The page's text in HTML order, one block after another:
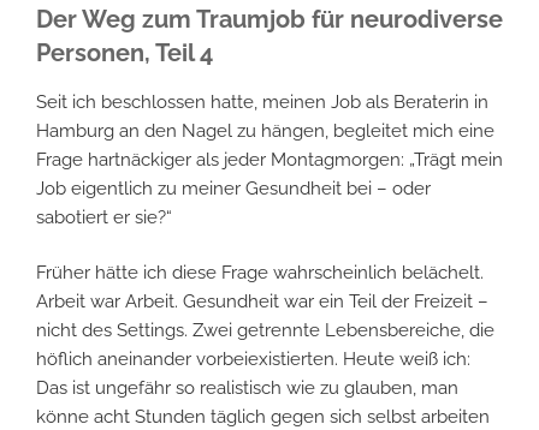
Der Weg zum Traumjob für neurodiverse
Personen, Teil 4
Seit ich beschlossen hatte, meinen Job als Beraterin in
Hamburg an den Nagel zu hängen, begleitet mich eine
Frage hartnäckiger als jeder Montagmorgen: „Trägt mein
Job eigentlich zu meiner Gesundheit bei – oder
sabotiert er sie?“
Früher hätte ich diese Frage wahrscheinlich belächelt.
Arbeit war Arbeit. Gesundheit war ein Teil der Freizeit –
nicht des Settings. Zwei getrennte Lebensbereiche, die
höflich aneinander vorbeiexistierten. Heute weiß ich:
Das ist ungefähr so realistisch wie zu glauben, man
könne acht Stunden täglich gegen sich selbst arbeiten